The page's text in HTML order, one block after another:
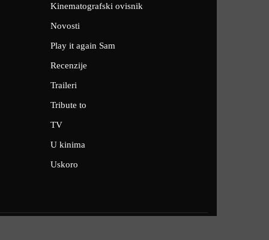
Kinematografski ovisnik
Novosti
Play it again Sam
Recenzije
Traileri
Tribute to
TV
U kinima
Uskoro